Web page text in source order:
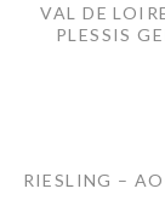
VAL DE
PLESSIS
RIESLING –